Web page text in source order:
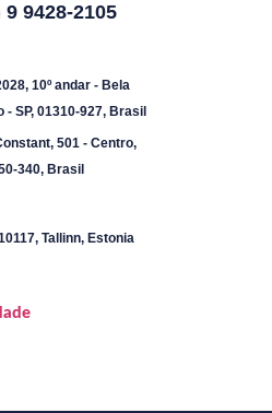
9 9428-2105
10º andar - Bela
- SP, 01310-927, Brasil
501 - Centro,
340, Brasil
Tallinn, Estonia